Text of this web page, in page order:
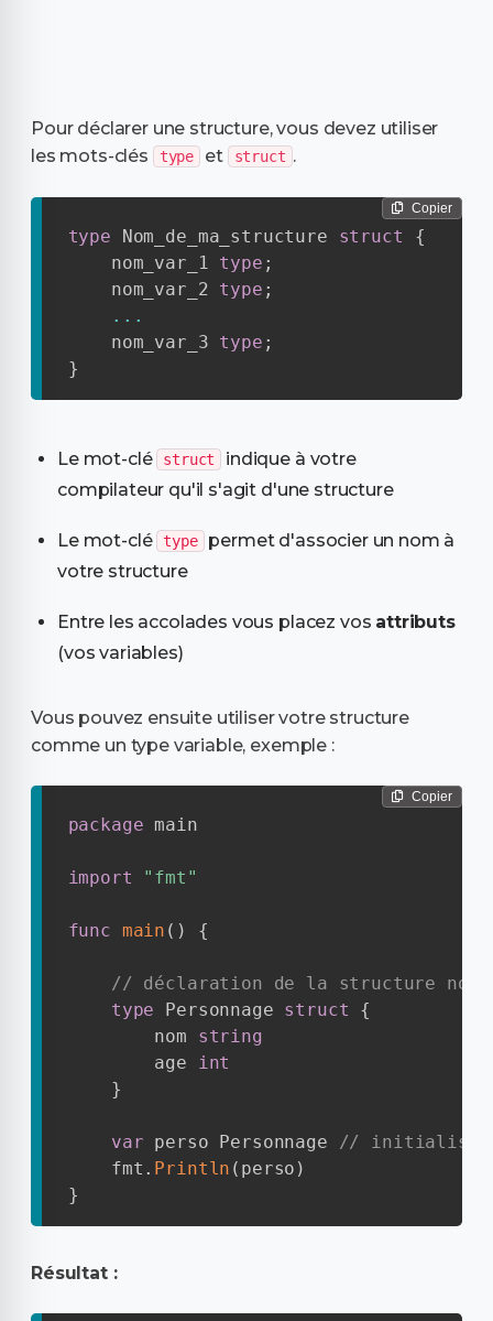
Pour déclarer une structure, vous devez utiliser
les mots-clés
type et struct .
Copier
type Nom_de_ma_structure struct
{
    nom_var_1
type ;
    nom_var_2
type ;
...
    nom_var_3
type ;
}
Le mot-clé struct
indique à votre
compilateur qu'il s'agit d'une structure
Le mot-clé type
permet d'associer un nom à
votre structure
Entre les accolades vous placez vos attributs
(vos variables)
Vous pouvez ensuite utiliser votre structure
comme un type variable, exemple :
Copier
package main
import "fmt"
func main ( ) {
// déclaration de la structure
type Personnage struct
{
        nom
string
        age
int
}
var perso Personnage //
    fmt
. Println ( perso )
}
Résultat :